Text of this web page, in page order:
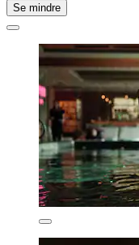
Se mindre